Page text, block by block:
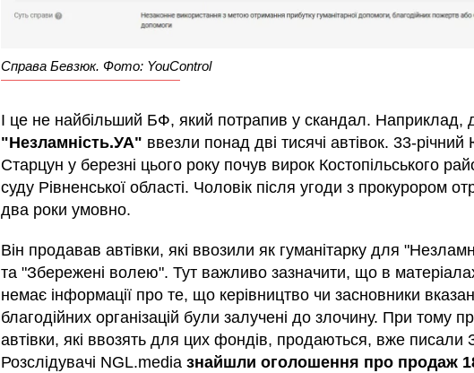
Справа Бевзюк. Фото: YouControl
І це не найбільший БФ, який потрапив у скандал. Наприклад,
"Незламність.УА" ввезли понад дві тисячі автівок. 33-річний
Старцун у березні цього року почув вирок Костопільського
суду Рівненської області. Чоловік після угоди з прокурором
два роки умовно.
Він продавав автівки, які ввозили як гуманітарку для
та "Збережені волею". Тут важливо зазначити, що в
немає інформації про те, що керівництво чи засновники
благодійних організацій були залучені до злочину. При тому
автівки, які ввозять для цих фондів, продаються, вже писали
Розслідувачі NGL.media знайшли оголошення про продаж